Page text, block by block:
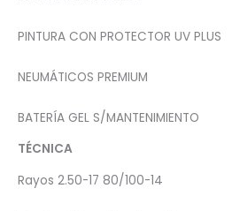
PINTURA CON PROTECTOR UV PLUS
NEUMÁTICOS PREMIUM
BATERÍA GEL S/MANTENIMIENTO
TÉCNICA
Rayos 2.50-17 80/100-14